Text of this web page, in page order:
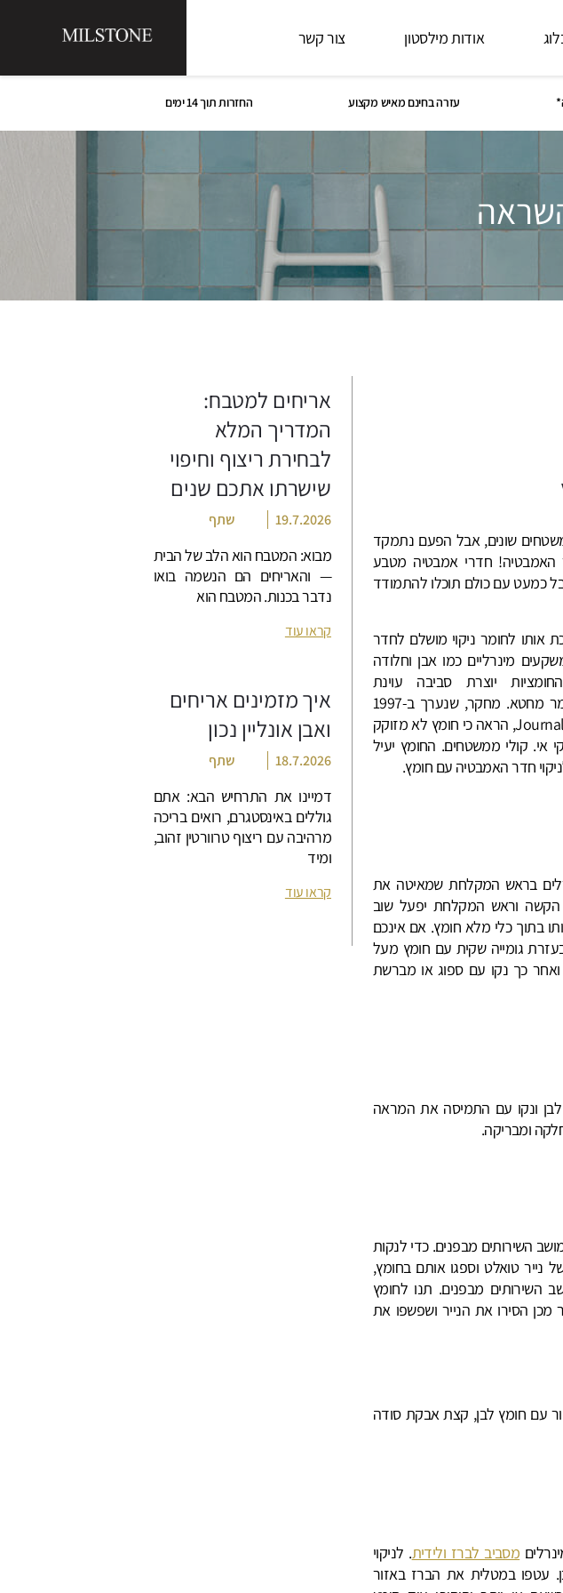
אודות מילסטון צור קשר
עזרה בחינם מאיש מקצוע החזרות תוך 14 ימים
משטחים שונים, אבל הפעם נתמקד
האמבטיה! חדרי אמבטיה מטבע
כמעט עם כולם תוכלו להתמודד
אותו לחומר ניקוי מושלם לחדר
מינרליים כמו אבן וחלודה
יוצרת סביבה עוינת
למיקרואורגניזמים רבים והופכת את החומץ לחומר מחטא. מחקר, שנערך ב-1997
ופורסם בכתב העת Journal of Environmental Health, הראה כי חומץ לא מזוקק
אי. קולי ממשטחים. החומץ יעיל
חדר האמבטיה עם חומץ.
בראש המקלחת שמאיטה את
הקשה וראש המקלחת יפעל שוב
בתוך כלי מלא חומץ. אם אינכם
גומייה שקית עם חומץ מעל
כך נקו עם ספוג או מברשת
ונקו עם התמיסה את המראה
ומבריקה.
השירותים מבפנים. כדי לנקות
טואלט וספגו אותם בחומץ,
השירותים מבפנים. תנו לחומץ
הסירו את הנייר ושפשפו את
עם חומץ לבן, קצת אבקת סודה
מסביב לברז ולידית. לניקוי
עטפו במטלית את הברז באזור
אריחים למטבח:
המדריך המלא
לבחירת ריצוף וחיפוי
שישרתו אתכם שנים
19.7.2026 שתף
מבוא: המטבח הוא הלב של הבית
— והאריחים הם הנשמה בואו
נדבר בכנות. המטבח הוא
קראו עוד
איך מזמינים אריחים
ואבן אונליין נכון
18.7.2026 שתף
דמיינו את התרחיש הבא: אתם
גוללים באינסטגרם, רואים בריכה
מרהיבה עם ריצוף טרוורטין זהוב,
ומיד
קראו עוד